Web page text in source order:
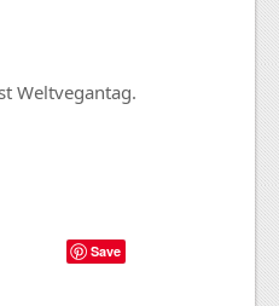
Weltvegantag.
Save